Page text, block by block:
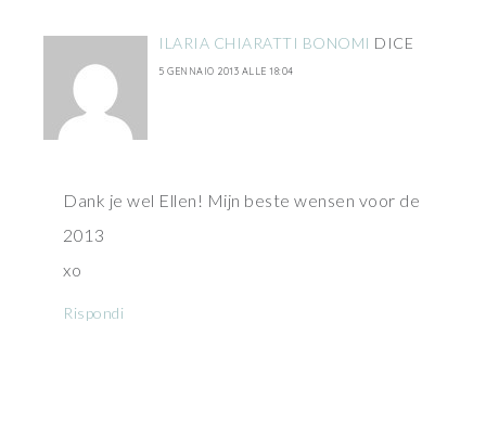
ILARIA CHIARATTI BONOMI DICE
5 GENNAIO 2013 ALLE 18:04
Dank je wel Ellen! Mijn beste wensen voor de
2013
xo
Rispondi